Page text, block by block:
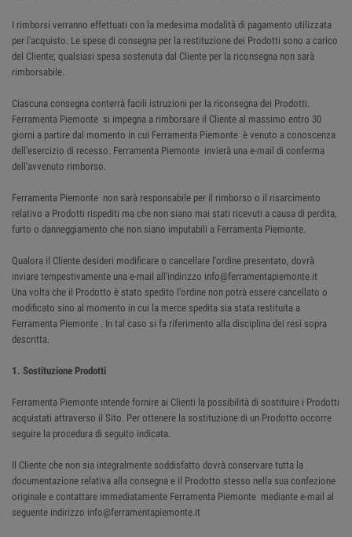
I rimborsi verranno effettuati con la medesima modalità di pagamento utilizzata
per l'acquisto. Le spese di consegna per la restituzione dei Prodotti sono a carico
del Cliente; qualsiasi spesa sostenuta dal Cliente per la riconsegna non sarà
rimborsabile.
Ciascuna consegna conterrà facili istruzioni per la riconsegna dei Prodotti.
Ferramenta Piemonte si impegna a rimborsare il Cliente al massimo entro 30
giorni a partire dal momento in cui Ferramenta Piemonte è venuto a conoscenza
dell'esercizio di recesso. Ferramenta Piemonte invierà una e-mail di conferma
dell'avvenuto rimborso.
Ferramenta Piemonte non sarà responsabile per il rimborso o il risarcimento
relativo a Prodotti rispediti ma che non siano mai stati ricevuti a causa di perdita,
furto o danneggiamento che non siano imputabili a Ferramenta Piemonte.
Qualora il Cliente desideri modificare o cancellare l'ordine presentato, dovrà
inviare tempestivamente una e-mail all'indirizzo info@ferramentapiemonte.it
Una volta che il Prodotto è stato spedito l'ordine non potrà essere cancellato o
modificato sino al momento in cui la merce spedita sia stata restituita a
Ferramenta Piemonte . In tal caso si fa riferimento alla disciplina dei resi sopra
descritta.
1. Sostituzione Prodotti
Ferramenta Piemonte intende fornire ai Clienti la possibilità di sostituire i Prodotti
acquistati attraverso il Sito. Per ottenere la sostituzione di un Prodotto occorre
seguire la procedura di seguito indicata.
Il Cliente che non sia integralmente soddisfatto dovrà conservare tutta la
documentazione relativa alla consegna e il Prodotto stesso nella sua confezione
originale e contattare immediatamente Ferramenta Piemonte mediante e-mail al
seguente indirizzo info@ferramentapiemonte.it